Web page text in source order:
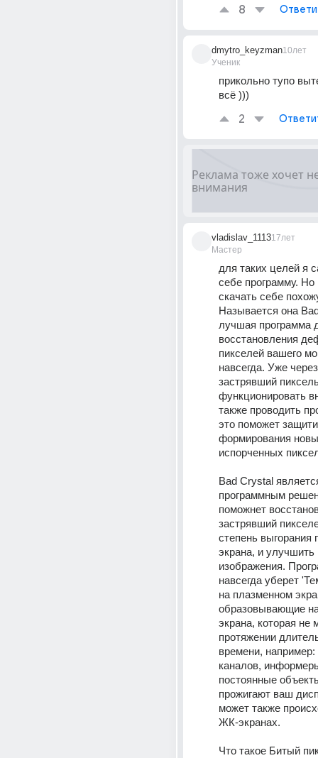
8
dmytro_keyzman
Ученик
10лет
прикольно тупо
всё )))
2
vladislav_1113
Мастер
17лет
для таких целей я
себе программу.
скачать себе
Называется она
лучшая программа
восстановления
пикселей вашего
навсегда. Уже
застрявший
функционировать
также проводить
это поможет
формирования
испорченных
Bad Crystal
программным
поможнет
застрявший
степень выгорания
экрана, и улучшить
изображения.
навсегда уберет
на плазменном
образовывающие
экрана, которая не
протяжении
времени, например:
каналов,
постоянные
прожигают ваш
может также
ЖК-экранах.
Что такое Битый